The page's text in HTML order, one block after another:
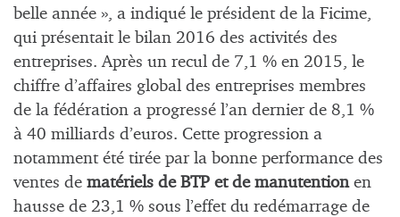
belle année », a indiqué le président de la Ficime,
qui présentait le bilan 2016 des activités des
entreprises. Après un recul de 7,1 % en 2015, le
chiffre d’affaires global des entreprises membres
de la fédération a progressé l’an dernier de 8,1 %
à 40 milliards d’euros. Cette progression a
notamment été tirée par la bonne performance des
ventes de matériels de BTP et de manutentionen
hausse de 23,1 % sous l’effet du redémarrage de